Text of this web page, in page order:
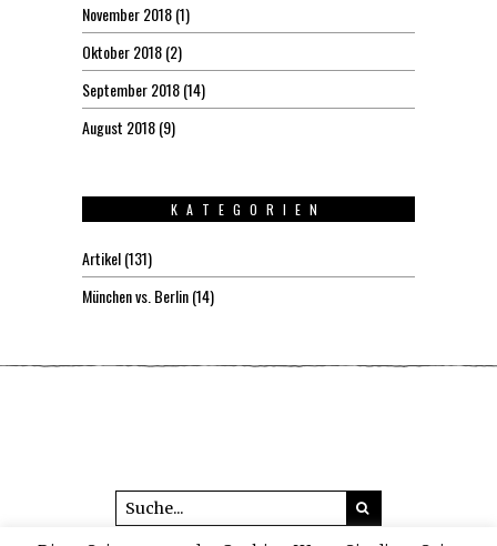
November 2018(1)
Oktober 2018(2)
September 2018(14)
August 2018(9)
KATEGORIEN
Artikel(131)
München vs. Berlin(14)